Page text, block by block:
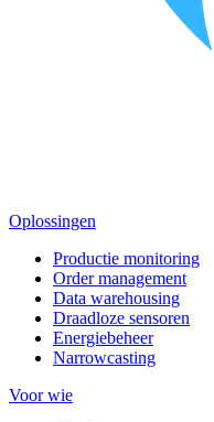
Oplossingen
Productie monitoring
Order management
Data warehousing
Draadloze sensoren
Energiebeheer
Narrowcasting
Voor wie